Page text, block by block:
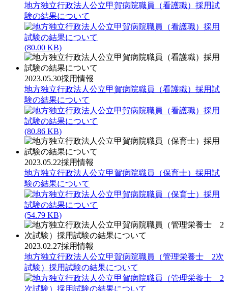
地方独立行政法人公立甲賀病院職員（看護職）採用試
験の結果について
(80.00 KB)
2023.05.30採用情報
地方独立行政法人公立甲賀病院職員（看護職）採用試
験の結果について
(80.86 KB)
2023.05.22採用情報
地方独立行政法人公立甲賀病院職員（保育士）採用試
験の結果について
(54.79 KB)
2023.02.27採用情報
地方独立行政法人公立甲賀病院職員（管理栄養士 2次
試験）採用試験の結果について